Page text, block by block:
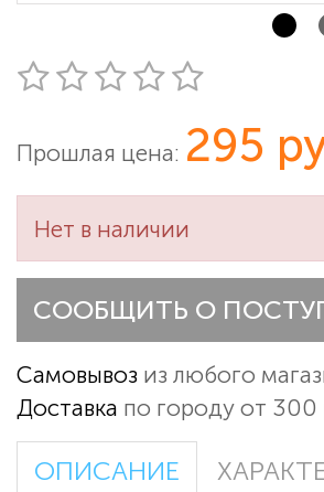
Прошлая цена: 295
Нет в наличии
СООБЩИТЬ О
Самовывоз из любого
Доставка по городу от 300
ОПИСАНИЕ